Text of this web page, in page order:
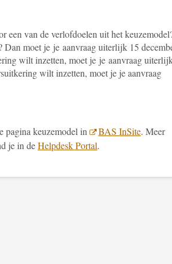
een van de verlofdoelen uit het
Dan moet je je aanvraag uiterlijk 15
wilt inzetten, moet je je aanvraag
wilt inzetten, moet je je aanvraag
pagina keuzemodel in BAS InSite. Meer
je in deHelpdesk Portal.